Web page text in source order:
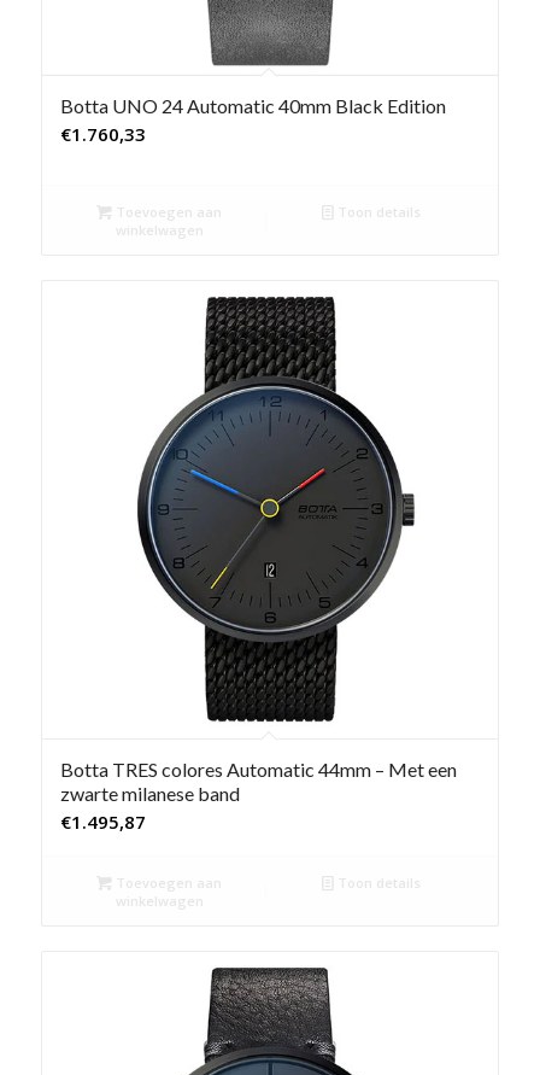
Botta UNO 24 Automatic 40mm Black Edition
€1.760,33
Toevoegen aan
winkelwagen
Toon details
Botta TRES colores Automatic 44mm – Met een
zwarte milanese band
€1.495,87
Toevoegen aan
winkelwagen
Toon details